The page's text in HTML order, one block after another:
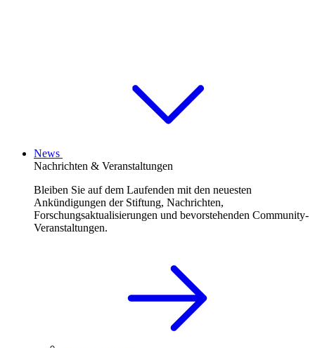
News
Nachrichten & Veranstaltungen
Bleiben Sie auf dem Laufenden mit den neuesten
Ankündigungen der Stiftung, Nachrichten,
Forschungsaktualisierungen und bevorstehenden Community-
Veranstaltungen.